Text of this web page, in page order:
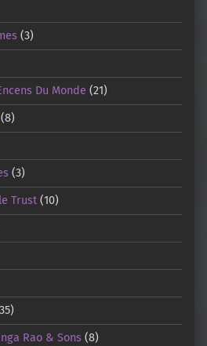
(3)
Du Monde (21)
(8)
(3)
Trust(10)
Rao & Sons(8)